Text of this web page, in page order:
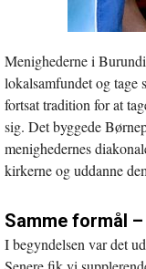
Menighederne i
lokalsamfundet og tage
fortsat tradition for at
sig. Det byggede
menighedernes
kirkerne og uddanne
Samme formål
I begyndelsen var det